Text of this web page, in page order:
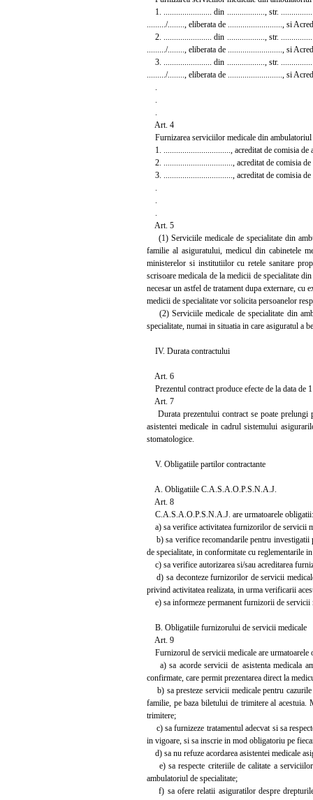
1. ....................... din .................., str.
........./........, eliberata de .........................., si
2. ....................... din .................., str.
........./........, eliberata de .........................., si
3. ....................... din .................., str.
........./........, eliberata de .........................., si
Art. 4
Furnizarea serviciilor medicale din ambulatoriul
1. ................................, acreditat de comisia
2. ................................., acreditat de comisia
3. ................................., acreditat de comisia
Art. 5
(1) Serviciile medicale de specialitate din
familie al asiguratului, medicul din cabinetele
ministerelor si institutiilor cu retele sanitare
scrisoare medicala de la medicii de specialitate
necesar un astfel de tratament dupa externare,
medicii de specialitate vor solicita persoanelor
(2) Serviciile medicale de specialitate din
specialitate, numai in situatia in care asiguratul a
IV. Durata contractului
Art. 6
Prezentul contract produce efecte de la data de
Art. 7
Durata prezentului contract se poate prelungi
asistentei medicale in cadrul sistemului
stomatologice.
V. Obligatiile partilor contractante
A. Obligatiile C.A.S.A.O.P.S.N.A.J.
Art. 8
C.A.S.A.O.P.S.N.A.J. are urmatoarele obligatii:
a) sa verifice activitatea furnizorilor de servicii
b) sa verifice recomandarile pentru investigatii
de specialitate, in conformitate cu reglementarile
c) sa verifice autorizarea si/sau acreditarea
d) sa deconteze furnizorilor de servicii
privind activitatea realizata, in urma verificarii
e) sa informeze permanent furnizorii de servicii
B. Obligatiile furnizorului de servicii medicale
Art. 9
Furnizorul de servicii medicale are urmatoarele
a) sa acorde servicii de asistenta medicala
confirmate, care permit prezentarea direct la
b) sa presteze servicii medicale pentru cazurile
familie, pe baza biletului de trimitere al acestuia.
trimitere;
c) sa furnizeze tratamentul adecvat si sa
in vigoare, si sa inscrie in mod obligatoriu pe
d) sa nu refuze acordarea asistentei medicale
e) sa respecte criteriile de calitate a serviciilor
ambulatoriul de specialitate;
f) sa ofere relatii asiguratilor despre